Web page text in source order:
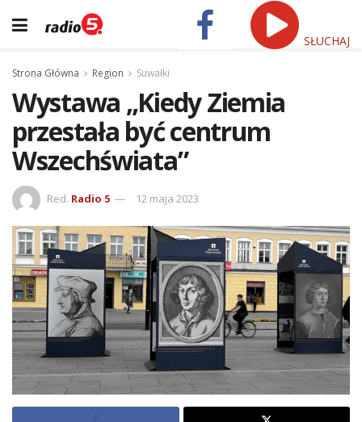
SŁUCHAJ
Strona Główna Region Suwałki
Wystawa „Kiedy Ziemia
przestała być centrum
Wszechświata”
Red. Radio 5 12 maja 2023